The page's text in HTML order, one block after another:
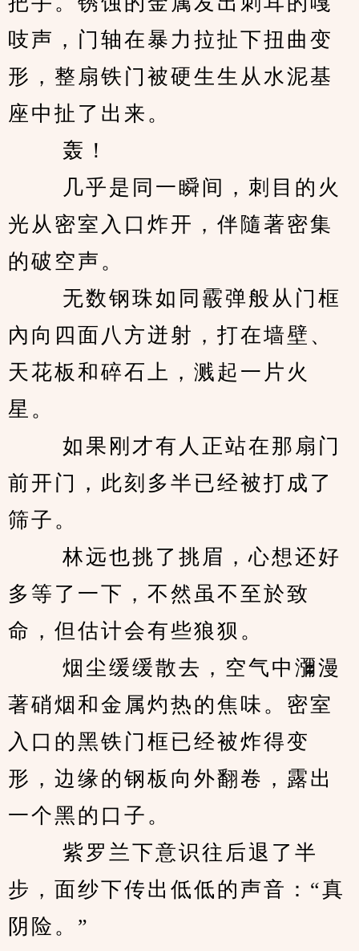
吱声，门轴在暴力拉扯下扭曲变
形，整扇铁门被硬生生从水泥基
座中扯了出来。
轰！
几乎是同一瞬间，刺目的火
光从密室入口炸开，伴隨著密集
的破空声。
无数钢珠如同霰弹般从门框
內向四面八方迸射，打在墙壁、
天花板和碎石上，溅起一片火
星。
如果刚才有人正站在那扇门
前开门，此刻多半已经被打成了
筛子。
林远也挑了挑眉，心想还好
多等了一下，不然虽不至於致
命，但估计会有些狼狈。
烟尘缓缓散去，空气中瀰漫
著硝烟和金属灼热的焦味。密室
入口的黑铁门框已经被炸得变
形，边缘的钢板向外翻卷，露出
一个黑的口子。
紫罗兰下意识往后退了半
步，面纱下传出低低的声音：“真
阴险。”